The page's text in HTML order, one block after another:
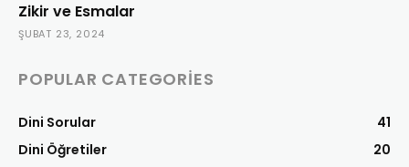
Zikir ve Esmalar
ŞUBAT 23, 2024
POPULAR CATEGORIES
Dini Sorular
41
Dini Öğretiler
20